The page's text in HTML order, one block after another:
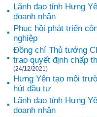
Lãnh đạo tỉnh Hưng
doanh nhân
Phục hồi phát triển
nghiệp
Đồng chí Thủ tướng
trao quyết định chấp
(24/12/2021)
Hưng Yên tạo môi
hút đầu tư
Lãnh đạo tỉnh Hưng
doanh nhân